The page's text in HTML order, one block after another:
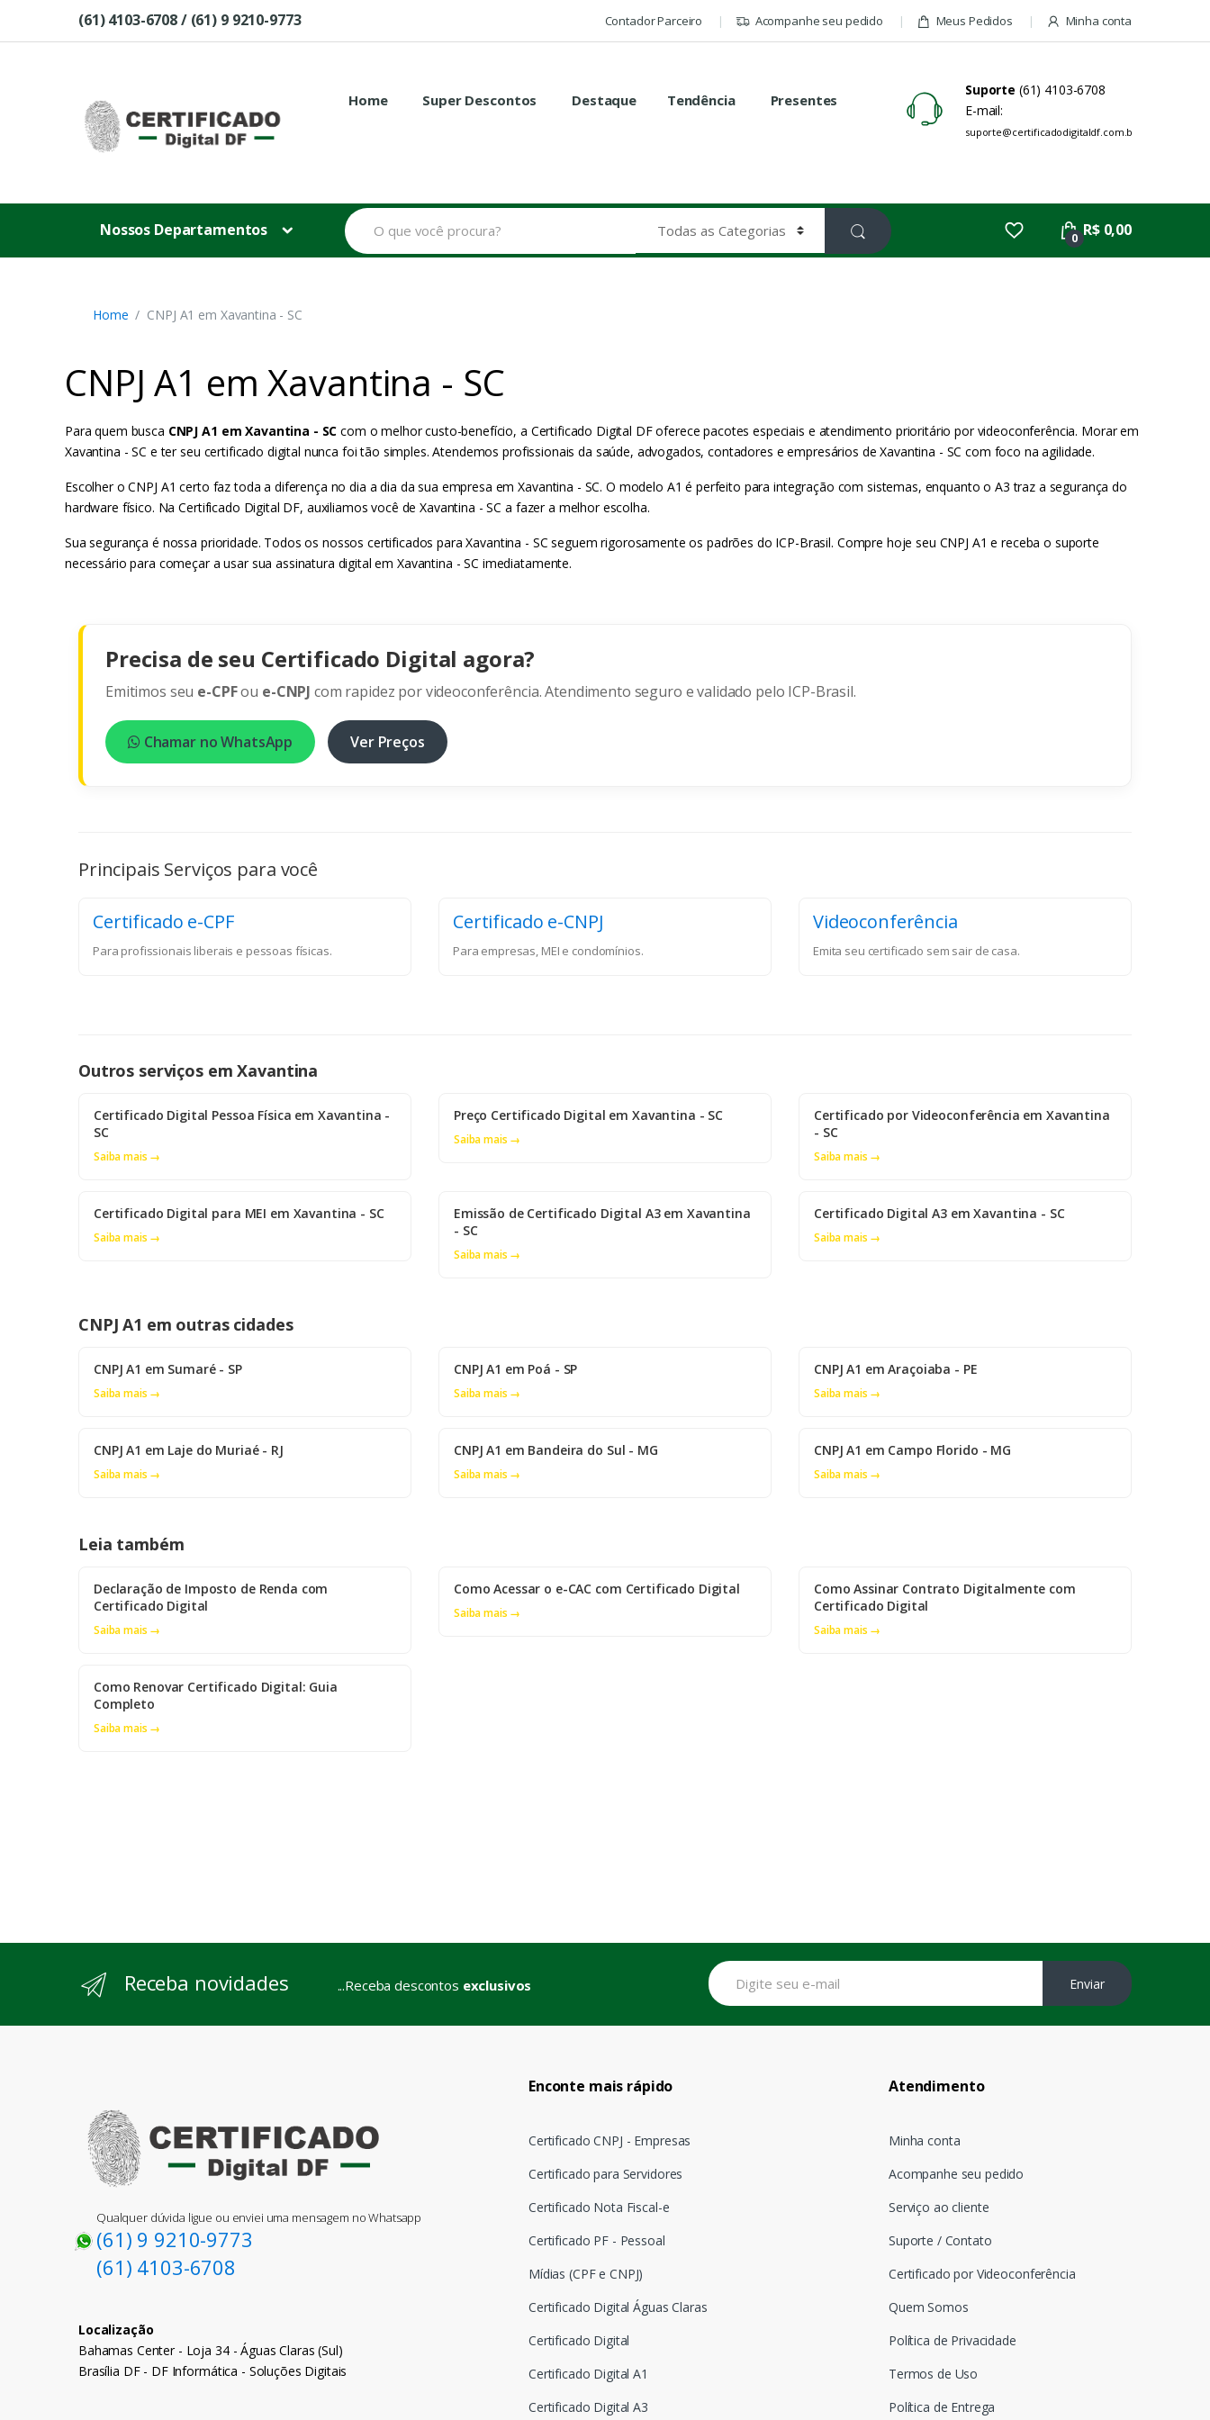
Skip to navigation
Skip to content(61) 4103-6708 / (61) 9 9210-9773 Contador Parceiro Acompanhe seu pedido Meus Pedidos Minha conta
Home Super Descontos Destaque Tendência Presentes
Suporte (61) 4103-6708
E-mail:
suporte@certificadodigitaldf.com.br
Nossos Departamentos
B
u
s
0 R$ 0,00
Home CNPJ A1 em Xavantina - SC
CNPJ A1 em Xavantina - SC
Para quem busca CNPJ A1 em Xavantina - SC com o melhor custo-benefício, a Certificado Digital DF oferece pacotes especiais e atendimento prioritário por videoconferência. Morar em
Xavantina - SC e ter seu certificado digital nunca foi tão simples. Atendemos profissionais da saúde, advogados, contadores e empresários de Xavantina - SC com foco na agilidade.
Escolher o CNPJ A1 certo faz toda a diferença no dia a dia da sua empresa em Xavantina - SC. O modelo A1 é perfeito para integração com sistemas, enquanto o A3 traz a segurança do
hardware físico. Na Certificado Digital DF, auxiliamos você de Xavantina - SC a fazer a melhor escolha.
Sua segurança é nossa prioridade. Todos os nossos certificados para Xavantina - SC seguem rigorosamente os padrões do ICP-Brasil. Compre hoje seu CNPJ A1 e receba o suporte
necessário para começar a usar sua assinatura digital em Xavantina - SC imediatamente.
Precisa de seu Certificado Digital agora?
Emitimos seu e-CPFou e-CNPJ com rapidez por videoconferência. Atendimento seguro e validado pelo ICP-Brasil.
Chamar no WhatsApp Ver Preços
Principais Serviços para você
Certificado e-CPF
Para profissionais liberais e pessoas físicas.
Certificado e-CNPJ
Para empresas, MEI e condomínios.
Videoconferência
Emita seu certificado sem sair de casa.
Outros serviços em Xavantina
Certificado Digital Pessoa Física em Xavantina -
SC
Saiba mais →
Preço Certificado Digital em Xavantina - SC
Saiba mais →
Certificado por Videoconferência em Xavantina
- SC
Saiba mais →
Certificado Digital para MEI em Xavantina - SC
Saiba mais →
Emissão de Certificado Digital A3 em Xavantina
- SC
Saiba mais →
Certificado Digital A3 em Xavantina - SC
Saiba mais →
CNPJ A1 em outras cidades
CNPJ A1 em Sumaré - SP
Saiba mais →
CNPJ A1 em Poá - SP
Saiba mais →
CNPJ A1 em Araçoiaba - PE
Saiba mais →
CNPJ A1 em Laje do Muriaé - RJ
Saiba mais →
CNPJ A1 em Bandeira do Sul - MG
Saiba mais →
CNPJ A1 em Campo Florido - MG
Saiba mais →
Leia também
Declaração de Imposto de Renda com
Certificado Digital
Saiba mais →
Como Acessar o e-CAC com Certificado Digital
Saiba mais →
Como Assinar Contrato Digitalmente com
Certificado Digital
Saiba mais →
Como Renovar Certificado Digital: Guia
Completo
Saiba mais →
Receba novidades ...Receba descontos exclusivos Enviar
Enconte mais rápido
Certificado CNPJ - Empresas
Certificado para Servidores
Certificado Nota Fiscal-e
Certificado PF - Pessoal
Mídias (CPF e CNPJ)
Certificado Digital Águas Claras
Certificado Digital
Certificado Digital A1
Certificado Digital A3
Atendimento
Minha conta
Acompanhe seu pedido
Serviço ao cliente
Suporte / Contato
Certificado por Videoconferência
Quem Somos
Política de Privacidade
Termos de Uso
Política de Entrega
Qualquer dúvida ligue ou enviei uma mensagem no Whatsapp
(61) 9 9210-9773
(61) 4103-6708
Localização
Bahamas Center - Loja 34 - Águas Claras (Sul)
Brasília DF - DF Informática - Soluções Digitais